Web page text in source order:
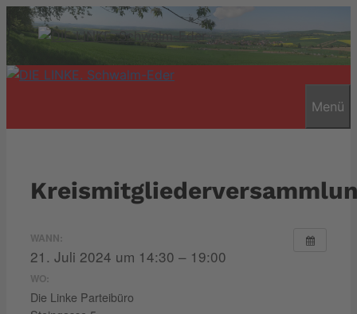
Zum
Inhalt
springen
Menü
WANN:
21. Juli 2024 um 14:30 – 19:00
WO:
Die Linke Parteibüro